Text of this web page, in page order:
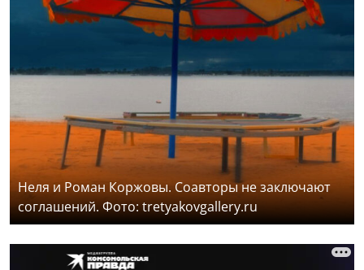
Неля и Роман Коржовы. Соавторы не заключают
соглашений. Фото: tretyakovgallery.ru